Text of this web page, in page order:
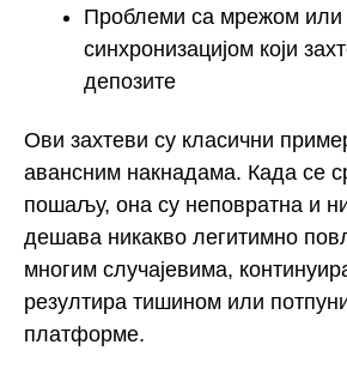
Проблеми са мрежом или
синхронизацијом који
депозите
Ови захтеви су класични
авансним накнадама. Када се
пошаљу, она су неповратна и
дешава никакво легитимно
многим случајевима,
резултира тишином или
платформе.